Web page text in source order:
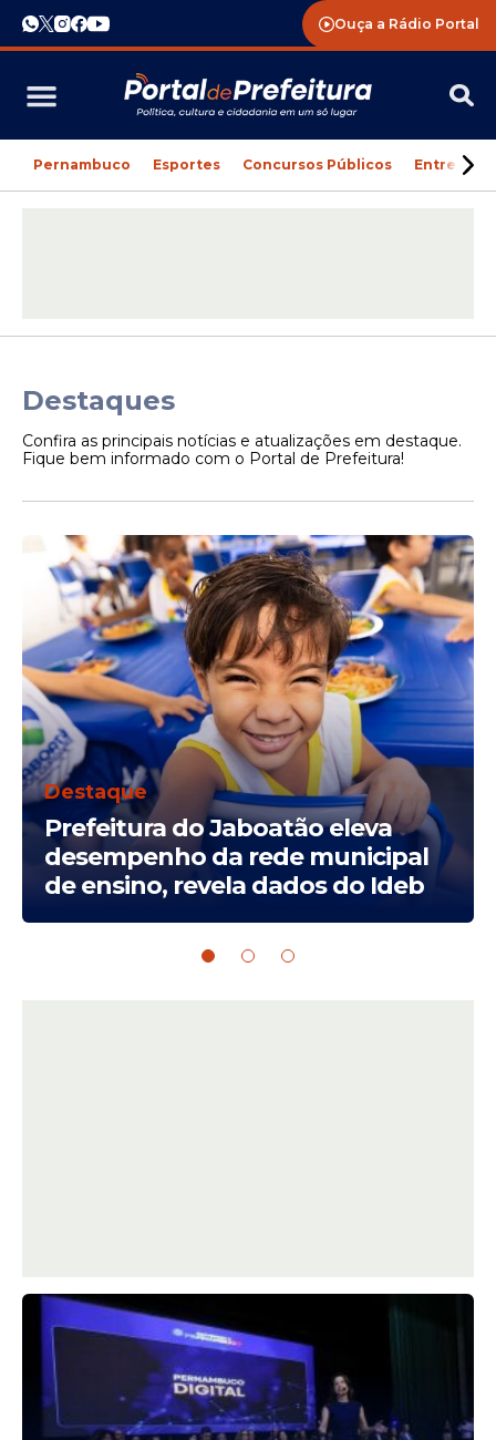
Ouça a Rádio Portal
Pernambuco Esportes Concursos Públicos
Destaques
Confira as principais notícias e atualizações em destaque.
Fique bem informado com o Portal de Prefeitura!
Destaque
Prefeitura do Jaboatão eleva
desempenho da rede municipal
de ensino, revela dados do Ideb